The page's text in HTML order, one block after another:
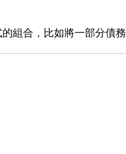
組合，比如將一部分債